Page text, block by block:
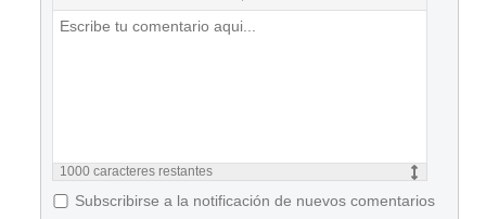
1000 caracteres restantes
Subscribirse a la notificación de nuevos comentarios